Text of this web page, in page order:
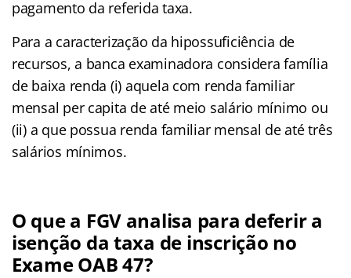
pagamento da referida taxa.
Para a caracterização da hipossuficiência de
recursos, a banca examinadora considera família
de baixa renda (i) aquela com renda familiar
mensal per capita de até meio salário mínimo ou
(ii) a que possua renda familiar mensal de até três
salários mínimos.
O que a FGV analisa para deferir a
isenção da taxa de inscrição no
Exame OAB 47?